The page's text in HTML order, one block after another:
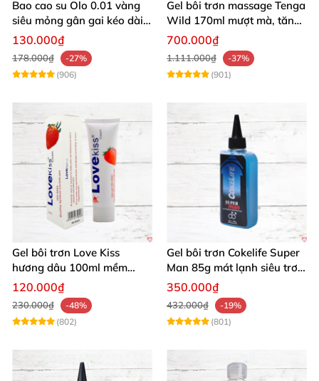
Bao cao su Olo 0.01 vàng
siêu mỏng gân gai kéo dài
yêu đỉnh
130.000₫
178.000₫
-27%
(906)
Gel bôi trơn massage Tenga
Wild 170ml mượt mà, tăng
khoái cảm
700.000₫
1.111.000₫
-37%
(901)
Gel bôi trơn Love Kiss
hương dâu 100ml mềm
mượt an toàn thơm
120.000₫
230.000₫
-48%
(802)
Gel bôi trơn Cokelife Super
Man 85g mát lạnh siêu trơn
an toàn
350.000₫
432.000₫
-19%
(801)